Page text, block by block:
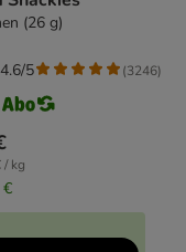
(26 g)
/ kg
€
5 (3246)